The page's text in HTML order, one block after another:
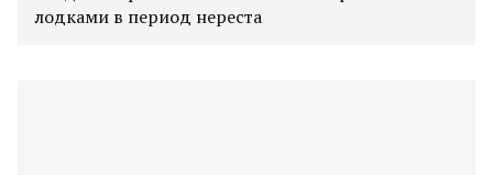
лодками в период нереста